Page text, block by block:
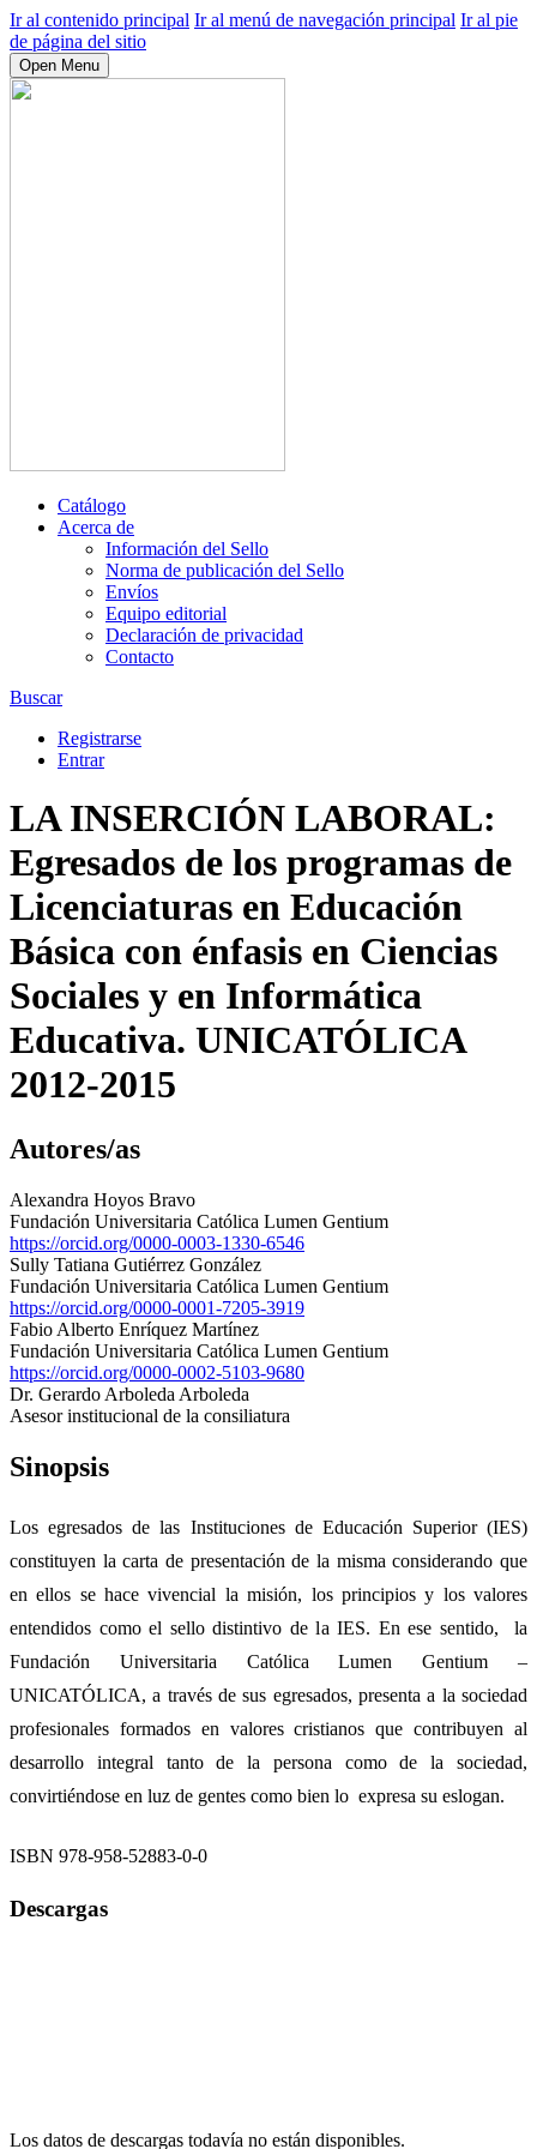
Ir al contenido principal Ir al menú de navegación principal Ir al pie
de página del sitio
Open Menu
Catálogo
Acerca de
Información del Sello
Norma de publicación del Sello
Envíos
Equipo editorial
Declaración de privacidad
Contacto
Buscar
Registrarse
Entrar
LA INSERCIÓN LABORAL:
Egresados de los programas de
Licenciaturas en Educación
Básica con énfasis en Ciencias
Sociales y en Informática
Educativa. UNICATÓLICA
2012-2015
Autores/as
Alexandra Hoyos Bravo
Fundación Universitaria Católica Lumen Gentium
https://orcid.org/0000-0003-1330-6546
Sully Tatiana Gutiérrez González
Fundación Universitaria Católica Lumen Gentium
https://orcid.org/0000-0001-7205-3919
Fabio Alberto Enríquez Martínez
Fundación Universitaria Católica Lumen Gentium
https://orcid.org/0000-0002-5103-9680
Dr. Gerardo Arboleda Arboleda
Asesor institucional de la consiliatura
Sinopsis
Los egresados de las Instituciones de Educación Superior (IES)
constituyen la carta de presentación de la misma considerando que
en ellos se hace vivencial la misión, los principios y los valores
entendidos como el sello distintivo de la IES. En ese sentido, la
Fundación Universitaria Católica Lumen Gentium –
UNICATÓLICA, a través de sus egresados, presenta a la sociedad
profesionales formados en valores cristianos que contribuyen al
desarrollo integral tanto de la persona como de la sociedad,
convirtiéndose en luz de gentes como bien lo expresa su eslogan.
ISBN 978-958-52883-0-0
Descargas
Los datos de descargas todavía no están disponibles.